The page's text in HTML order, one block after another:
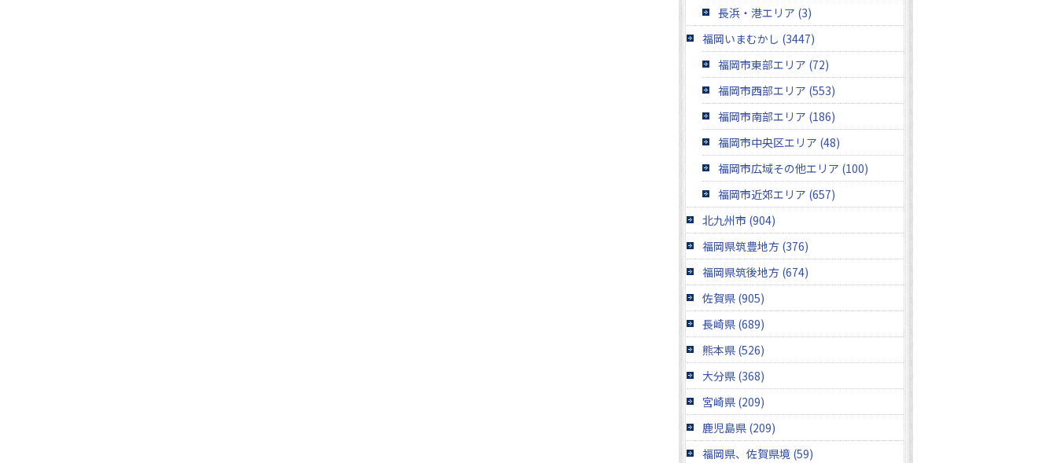
長浜・港エリア (3)
福岡いまむかし (3447)
福岡市東部エリア (72)
福岡市西部エリア (553)
福岡市南部エリア (186)
福岡市中央区エリア (48)
福岡市広域その他エリア (100)
福岡市近郊エリア (657)
北九州市 (904)
福岡県筑豊地方 (376)
福岡県筑後地方 (674)
佐賀県 (905)
長崎県 (689)
熊本県 (526)
大分県 (368)
宮崎県 (209)
鹿児島県 (209)
福岡県、佐賀県境 (59)